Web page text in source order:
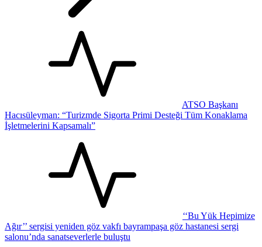
ATSO Başkanı
Hacısüleyman: “Turizmde Sigorta Primi Desteği Tüm Konaklama
İşletmelerini Kapsamalı”
‘‘Bu Yük Hepimize
Ağır’’ sergisi yeniden göz vakfı bayrampaşa göz hastanesi sergi
salonu’nda sanatseverlerle buluştu